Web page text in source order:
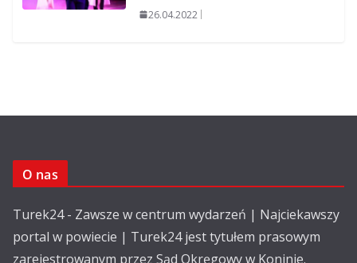
26.04.2022
O nas
Turek24 - Zawsze w centrum wydarzeń | Najciekawszy
portal w powiecie | Turek24 jest tytułem prasowym
zarejestrowanym przez Sąd Okręgowy w Koninie.